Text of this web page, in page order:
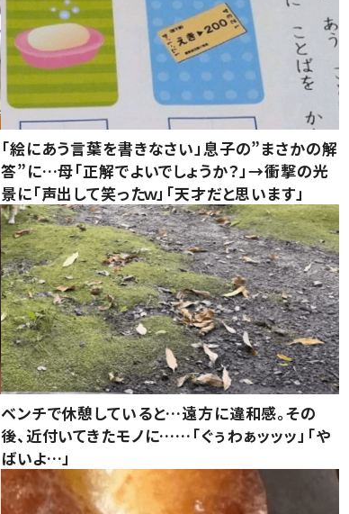
「絵にあう言葉を書きなさい」息子の”まさかの解
答”に…母「正解でよいでしょうか？」→衝撃の光
景に「声出して笑ったｗ」「天才だと思います」
ベンチで休憩していると…遠方に違和感。その
後、近付いてきたモノに……「ぐぅわぁッッッ」「や
ばいよ…」